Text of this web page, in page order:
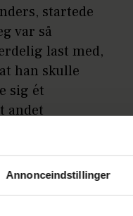
Annonceindstillinger
startede
var så
last med,
han skulle
sig ét
andet
så stort et
måtte